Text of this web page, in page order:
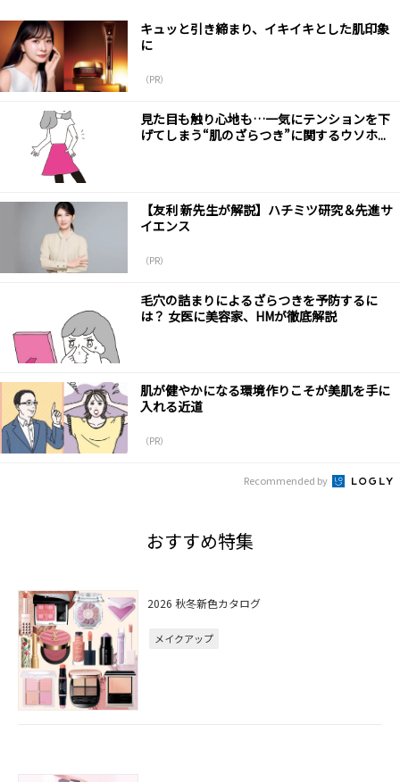
キュッと引き締まり、イキイキとした肌印象
に
（PR）
見た目も触り心地も…一気にテンションを下
げてしまう“肌のざらつき”に関するウソホ...
【友利 新先生が解説】ハチミツ研究＆先進サ
イエンス
（PR）
毛穴の詰まりによるざらつきを予防するに
は？ 女医に美容家、HMが徹底解説
肌が健やかになる環境作りこそが美肌を手に
入れる近道
（PR）
Recommended by
おすすめ特集
2026 秋冬新色カタログ
メイクアップ